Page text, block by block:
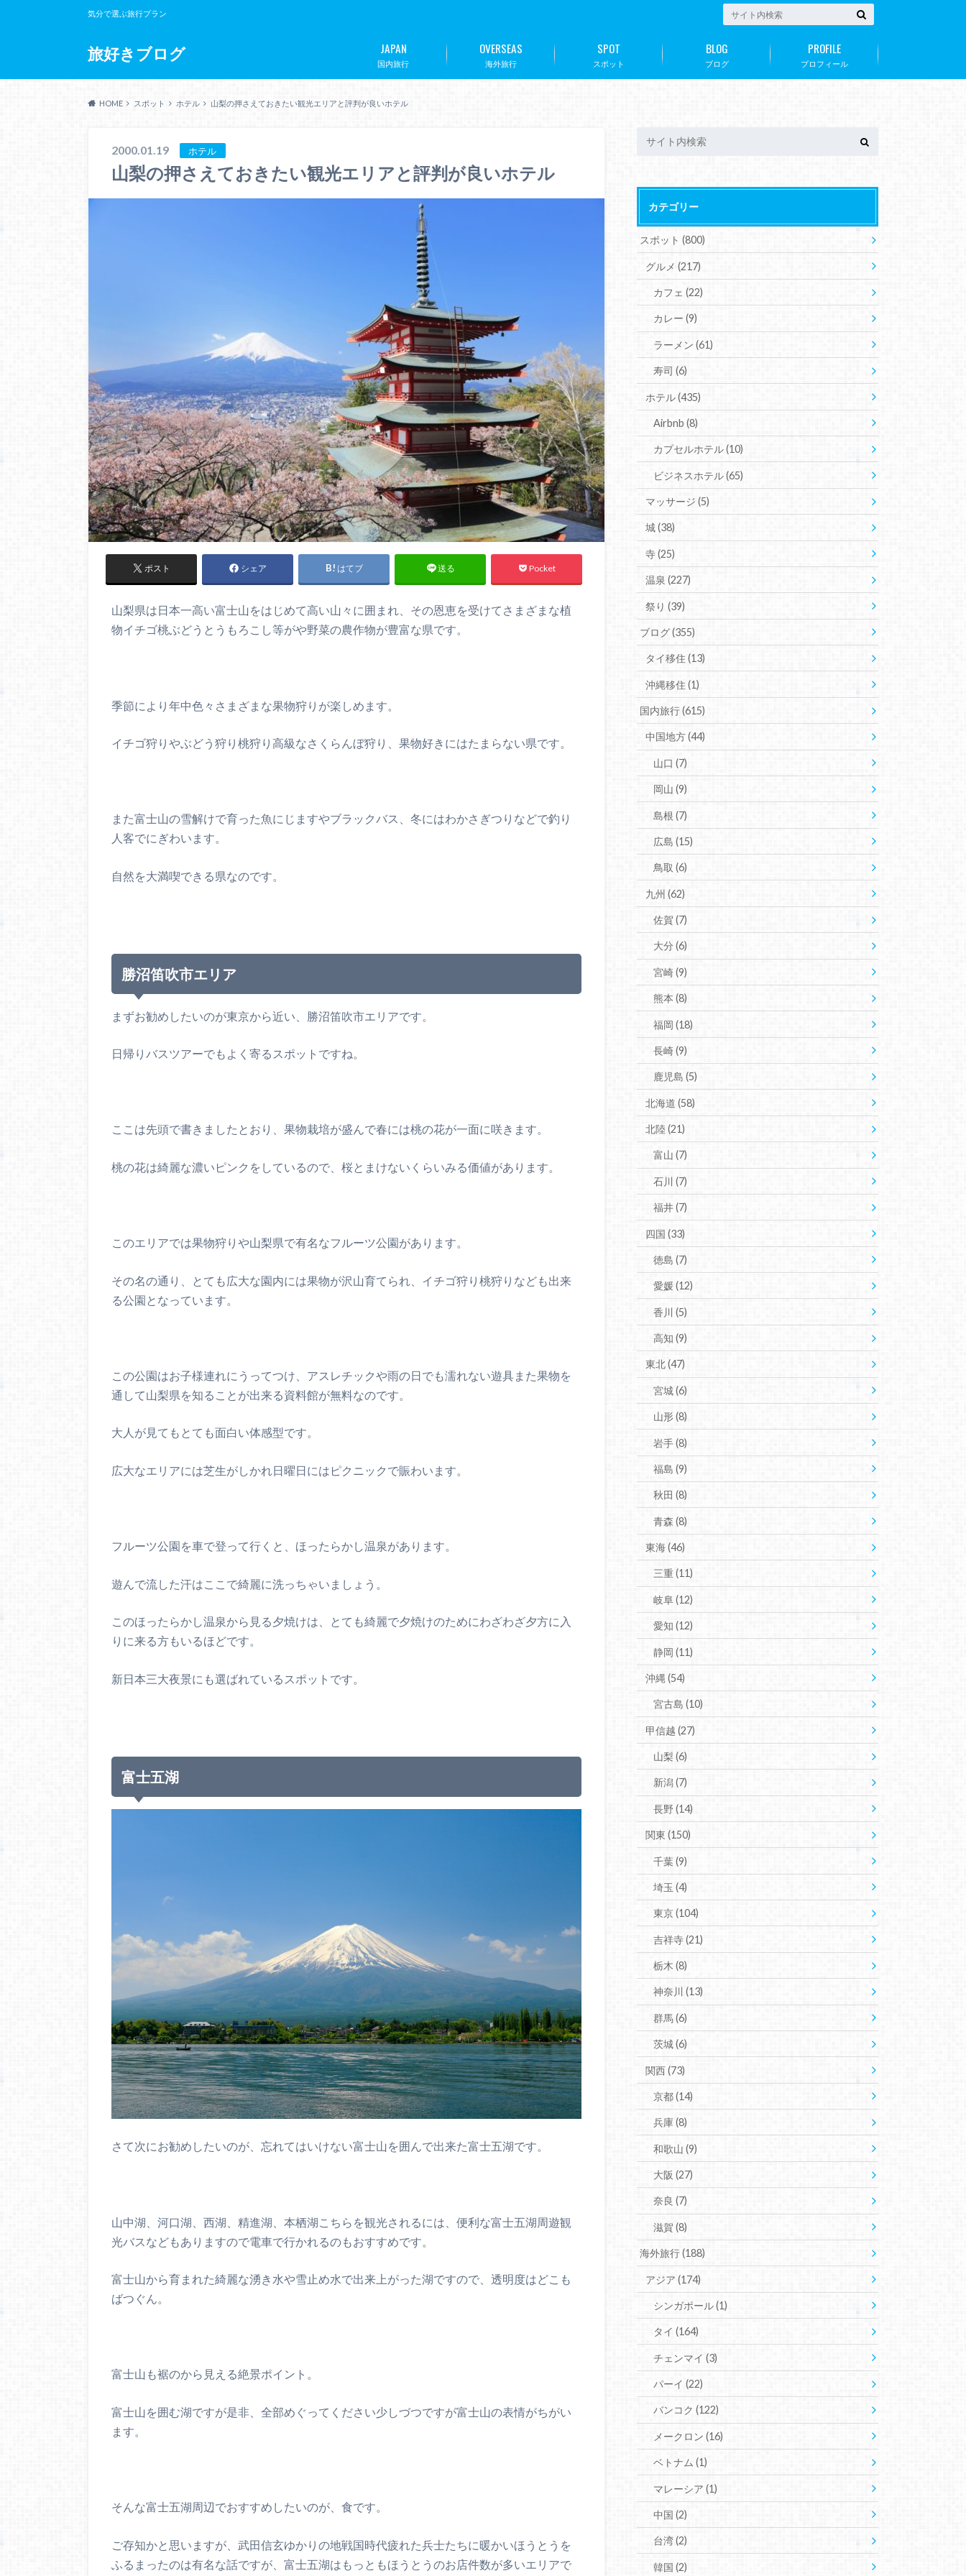
旅好きブログ
気分で選ぶ旅行プラン
国内旅行
JAPAN
海外旅行
OVERSEAS
スポット
SPOT
ブログ
BLOG
プロフィール
PROFILE
HOME スポット ホテル 山梨の押さえておきたい観光エリアと評判が良いホテル
2000.01.19 ホテル
山梨の押さえておきたい観光エリアと評判が良いホテル
ポスト シェア はてブ 送る Pocket
山梨県は日本一高い富士山をはじめて高い山々に囲まれ、その恩恵を受けてさまざまな植
物イチゴ桃ぶどうとうもろこし等がや野菜の農作物が豊富な県です。
季節により年中色々さまざまな果物狩りが楽しめます。
イチゴ狩りやぶどう狩り桃狩り高級なさくらんぼ狩り、果物好きにはたまらない県です。
また富士山の雪解けで育った魚にじますやブラックバス、冬にはわかさぎつりなどで釣り
人客でにぎわいます。
自然を大満喫できる県なのです。
勝沼笛吹市エリア
まずお勧めしたいのが東京から近い、勝沼笛吹市エリアです。
日帰りバスツアーでもよく寄るスポットですね。
ここは先頭で書きましたとおり、果物栽培が盛んで春には桃の花が一面に咲きます。
桃の花は綺麗な濃いピンクをしているので、桜とまけないくらいみる価値があります。
このエリアでは果物狩りや山梨県で有名なフルーツ公園があります。
その名の通り、とても広大な園内には果物が沢山育てられ、イチゴ狩り桃狩りなども出来
る公園となっています。
この公園はお子様連れにうってつけ、アスレチックや雨の日でも濡れない遊具また果物を
通して山梨県を知ることが出来る資料館が無料なのです。
大人が見てもとても面白い体感型です。
広大なエリアには芝生がしかれ日曜日にはピクニックで賑わいます。
フルーツ公園を車で登って行くと、ほったらかし温泉があります。
遊んで流した汗はここで綺麗に洗っちゃいましょう。
このほったらかし温泉から見る夕焼けは、とても綺麗で夕焼けのためにわざわざ夕方に入
りに来る方もいるほどです。
新日本三大夜景にも選ばれているスポットです。
富士五湖
さて次にお勧めしたいのが、忘れてはいけない富士山を囲んで出来た富士五湖です。
山中湖、河口湖、西湖、精進湖、本栖湖こちらを観光されるには、便利な富士五湖周遊観
光バスなどもありますので電車で行かれるのもおすすめです。
富士山から育まれた綺麗な湧き水や雪止め水で出来上がった湖ですので、透明度はどこも
ばつぐん。
富士山も裾のから見える絶景ポイント。
富士山を囲む湖ですが是非、全部めぐってください少しづつですが富士山の表情がちがい
ます。
そんな富士五湖周辺でおすすめしたいのが、食です。
ご存知かと思いますが、武田信玄ゆかりの地戦国時代疲れた兵士たちに暖かいほうとうを
ふるまったのは有名な話ですが、富士五湖はもっともほうとうのお店件数が多いエリアで
カテゴリー
スポット(800)
グルメ (217)
カフェ(22)
カレー(9)
ラーメン(61)
寿司(6)
ホテル(435)
Airbnb(8)
カプセルホテル(10)
ビジネスホテル(65)
マッサージ (5)
城(38)
寺(25)
温泉 (227)
祭り (39)
ブログ(355)
タイ移住 (13)
沖縄移住 (1)
国内旅行(615)
中国地方(44)
山口(7)
岡山(9)
島根(7)
広島(15)
鳥取(6)
九州 (62)
佐賀(7)
大分(6)
宮崎(9)
熊本(8)
福岡(18)
長崎(9)
鹿児島(5)
北海道 (58)
北陸(21)
富山(7)
石川(7)
福井(7)
四国 (33)
徳島(7)
愛媛(12)
香川(5)
高知(9)
東北(47)
宮城(6)
山形(8)
岩手(8)
福島(9)
秋田(8)
青森(8)
東海(46)
三重(11)
岐阜(12)
愛知(12)
静岡(11)
沖縄 (54)
宮古島(10)
甲信越 (27)
山梨(6)
新潟(7)
長野(14)
関東 (150)
千葉(9)
埼玉(4)
東京(104)
吉祥寺(21)
栃木(8)
神奈川(13)
群馬(6)
茨城(6)
関西(73)
京都(14)
兵庫(8)
和歌山(9)
大阪(27)
奈良(7)
滋賀(8)
海外旅行(188)
アジア (174)
シンガポール(1)
タイ(164)
チェンマイ(3)
パーイ(22)
バンコク(122)
メークロン(16)
ベトナム(1)
マレーシア(1)
中国(2)
台湾(2)
韓国(2)